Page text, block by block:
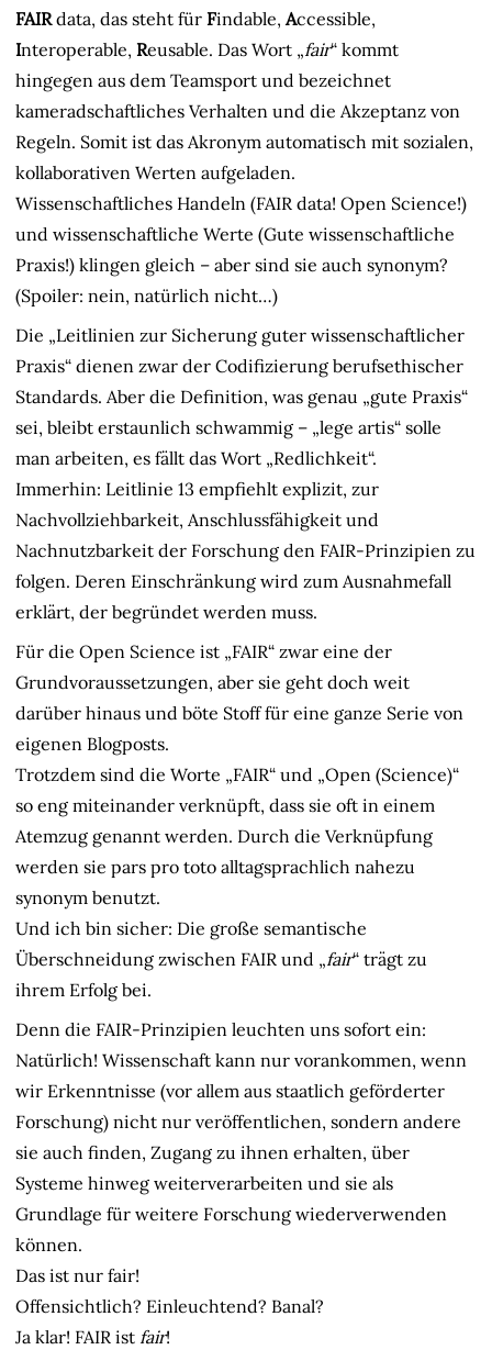
FAIRdata, das steht für Findable,Accessible,
Interoperable, Reusable. Das Wort „fair“ kommt
hingegen aus dem Teamsport und bezeichnet
kameradschaftliches Verhalten und die Akzeptanz von
Regeln. Somit ist das Akronym automatisch mit sozialen,
kollaborativen Werten aufgeladen.
Wissenschaftliches Handeln (FAIR data! Open Science!)
und wissenschaftliche Werte (Gute wissenschaftliche
Praxis!) klingen gleich – aber sind sie auch synonym?
(Spoiler: nein, natürlich nicht…)
Die „Leitlinien zur Sicherung guter wissenschaftlicher
Praxis“ dienen zwar der Codifizierung berufsethischer
Standards. Aber die Definition, was genau „gute Praxis“
sei, bleibt erstaunlich schwammig – „lege artis“ solle
man arbeiten, es fällt das Wort „Redlichkeit“.
Immerhin: Leitlinie 13 empfiehlt explizit, zur
Nachvollziehbarkeit, Anschlussfähigkeit und
Nachnutzbarkeit der Forschung den FAIR-Prinzipien zu
folgen. Deren Einschränkung wird zum Ausnahmefall
erklärt, der begründet werden muss.
Für die Open Science ist „FAIR“ zwar eine der
Grundvoraussetzungen, aber sie geht doch weit
darüber hinaus und böte Stoff für eine ganze Serie von
eigenen Blogposts.
Trotzdem sind die Worte „FAIR“ und „Open (Science)“
so eng miteinander verknüpft, dass sie oft in einem
Atemzug genannt werden. Durch die Verknüpfung
werden sie pars pro toto alltagsprachlich nahezu
synonym benutzt.
Und ich bin sicher: Die große semantische
Überschneidung zwischen FAIR und „fair“ trägt zu
ihrem Erfolg bei.
Denn die FAIR-Prinzipien leuchten uns sofort ein:
Natürlich! Wissenschaft kann nur vorankommen, wenn
wir Erkenntnisse (vor allem aus staatlich geförderter
Forschung) nicht nur veröffentlichen, sondern andere
sie auch finden, Zugang zu ihnen erhalten, über
Systeme hinweg weiterverarbeiten und sie als
Grundlage für weitere Forschung wiederverwenden
können.
Das ist nur fair!
Offensichtlich? Einleuchtend? Banal?
Ja klar! FAIR ist fair!